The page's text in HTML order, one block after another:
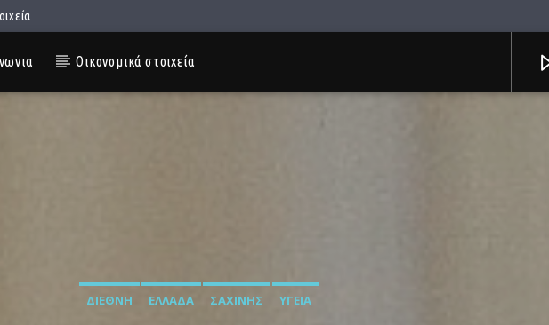
Οικονομικά στοιχεία
ΔΙΕΘΝΉ ΕΛΛΆΔΑ ΣΑΧΊΝΗΣ ΥΓΕΊΑ